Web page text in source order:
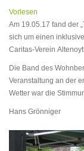
Vorlesen
Am 19.05.17 fand der
sich um einen
Caritas-Verein
Die Band des
Veranstaltung an der
Wetter war die
Hans Grönniger